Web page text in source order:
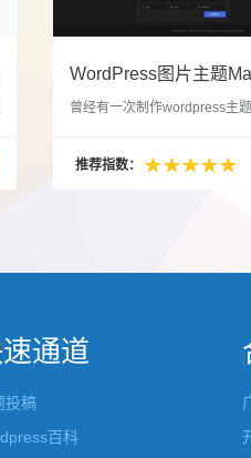
曾经有一次制作wordpress主
喜欢，所以后来自己也做了一
分享站也行，说是分享心情也
推荐指数：
通道
投稿
百科